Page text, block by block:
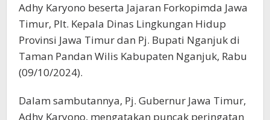
Adhy Karyono beserta Jajaran Forkopimda Jawa
Timur, Plt. Kepala Dinas Lingkungan Hidup
Provinsi Jawa Timur dan Pj. Bupati Nganjuk di
Taman Pandan Wilis Kabupaten Nganjuk, Rabu
(09/10/2024).
Dalam sambutannya, Pj. Gubernur Jawa Timur,
Adhy Karyono, mengatakan puncak peringatan